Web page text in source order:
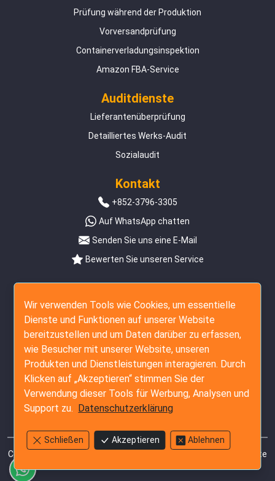
Prüfung während der Produktion
Vorversandprüfung
Containerverladungsinspektion
Amazon FBA-Service
Auditdienste
Lieferantenüberprüfung
Detailliertes Werks-Audit
Sozialaudit
Kontakt
+852-3796-3305
Auf WhatsApp chatten
Senden Sie uns eine E-Mail
Bewerten Sie unseren Service
Folgen Sie uns
Copyright © 2007 - 2026 The Inspection Company Ltd. Alle Rechte
Wir verwenden Tools wie Cookies, um essentielle
Dienste und Funktionen auf unserer Website
bereitzustellen und um Daten darüber zu erfassen,
wie Besucher mit unserer Website, unseren
Produkten und Dienstleistungen interagieren. Durch
Klicken auf „Akzeptieren“ stimmen Sie der
Verwendung dieser Tools für Werbung, Analysen und
Support zu. Datenschutzerklärung
Schließen Akzeptieren Ablehnen